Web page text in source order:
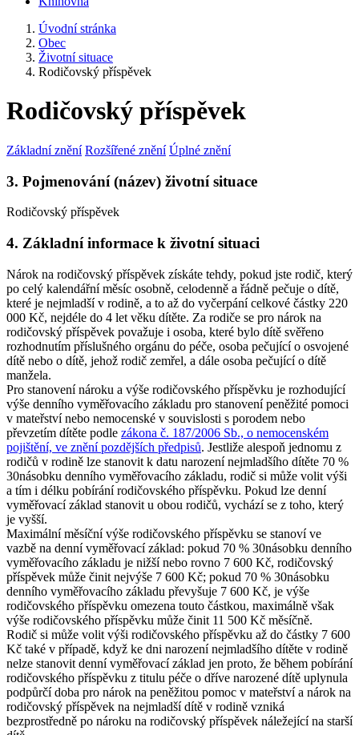
Úvodní stránka
Obec
Životní situace
Rodičovský příspěvek
Rodičovský příspěvek
Základní znění Rozšířené znění Úplné znění
3. Pojmenování (název) životní situace
Rodičovský příspěvek
4. Základní informace k životní situaci
Nárok na rodičovský příspěvek získáte tehdy, pokud jste rodič, který
po celý kalendářní měsíc osobně, celodenně a řádně pečuje o dítě,
které je nejmladší v rodině, a to až do vyčerpání celkové částky 220
000 Kč, nejdéle do 4 let věku dítěte. Za rodiče se pro nárok na
rodičovský příspěvek považuje i osoba, které bylo dítě svěřeno
rozhodnutím příslušného orgánu do péče, osoba pečující o osvojené
dítě nebo o dítě, jehož rodič zemřel, a dále osoba pečující o dítě
manžela.
Pro stanovení nároku a výše rodičovského příspěvku je rozhodující
výše denního vyměřovacího základu pro stanovení peněžité pomoci
v mateřství nebo nemocenské v souvislosti s porodem nebo
převzetím dítěte podle zákona č. 187/2006 Sb., o nemocenském
pojištění, ve znění pozdějších předpisů. Jestliže alespoň jednomu z
rodičů v rodině lze stanovit k datu narození nejmladšího dítěte 70 %
30násobku denního vyměřovacího základu, rodič si může volit výši
a tím i délku pobírání rodičovského příspěvku. Pokud lze denní
vyměřovací základ stanovit u obou rodičů, vychází se z toho, který
je vyšší.
Maximální měsíční výše rodičovského příspěvku se stanoví ve
vazbě na denní vyměřovací základ: pokud 70 % 30násobku denního
vyměřovacího základu je nižší nebo rovno 7 600 Kč, rodičovský
příspěvek může činit nejvýše 7 600 Kč; pokud 70 % 30násobku
denního vyměřovacího základu převyšuje 7 600 Kč, je výše
rodičovského příspěvku omezena touto částkou, maximálně však
výše rodičovského příspěvku může činit 11 500 Kč měsíčně.
Rodič si může volit výši rodičovského příspěvku až do částky 7 600
Kč také v případě, když ke dni narození nejmladšího dítěte v rodině
nelze stanovit denní vyměřovací základ jen proto, že během pobírání
rodičovského příspěvku z titulu péče o dříve narozené dítě uplynula
podpůrčí doba pro nárok na peněžitou pomoc v mateřství a nárok na
rodičovský příspěvek na nejmladší dítě v rodině vzniká
bezprostředně po nároku na rodičovský příspěvek náležející na starší